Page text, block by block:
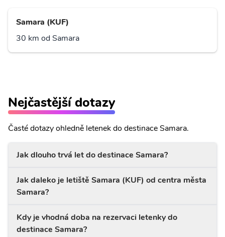
Samara (KUF)
30 km od Samara
Nejčastější dotazy
Časté dotazy ohledně letenek do destinace Samara.
Jak dlouho trvá let do destinace Samara?
Jak daleko je letiště Samara (KUF) od centra města
Samara?
Kdy je vhodná doba na rezervaci letenky do
destinace Samara?